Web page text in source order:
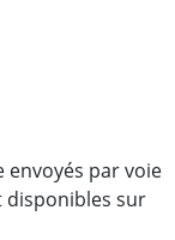
disponibles sur